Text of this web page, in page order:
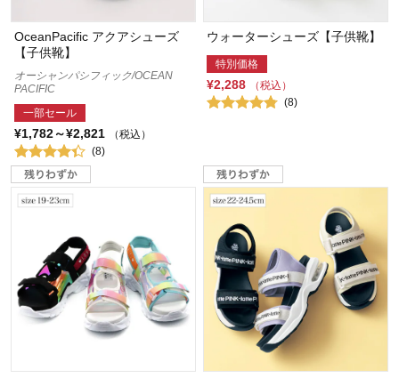
OceanPacific アクアシューズ
【子供靴】
オーシャンパシフィック/OCEAN
PACIFIC
一部セール
¥1,782～¥2,821
（税込）
(8)
ウォーターシューズ【子供靴】
特別価格
¥2,288
（税込）
(8)